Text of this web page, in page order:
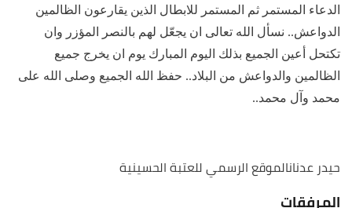
الدعاء المستمر ثم المستمر للابطال الذين يقارعون الظالمين
الدواعش.. نسأل الله تعالى ان يجعّل لهم بالنصر المؤزر وان
تكتحل أعين الجميع بذلك اليوم المبارك يوم ان يخرج جميع
الظالمين والدواعش من البلاد.. حفظ الله الجميع وصلى الله على
محمد وآل محمد..
حيدر عدنانالموقع الرسمي للعتبة الحسينية
المرفقات